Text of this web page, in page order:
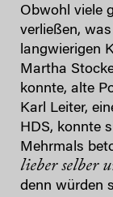
Obwohl viele
verließen,
langwierigen
Martha
konnte, alte
Karl Leiter,
HDS, konnte
Mehrmals
lieber selber
denn würden